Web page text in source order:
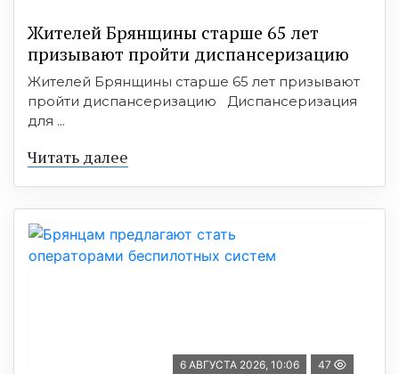
Жителей Брянщины старше 65 лет
призывают пройти диспансеризацию
Жителей Брянщины старше 65 лет призывают
пройти диспансеризацию Диспансеризация
для ...
Читать далее
6 АВГУСТА 2026, 10:06 47